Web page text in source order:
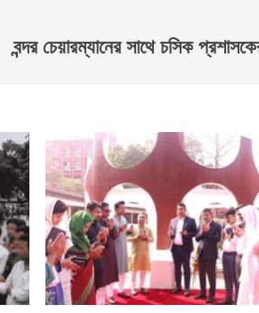
বন্দর চেয়ারম্যানের সাথে চসিক